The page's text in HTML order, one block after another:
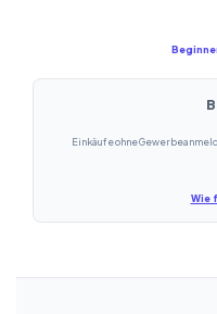
Einkäufe ohne
Wie